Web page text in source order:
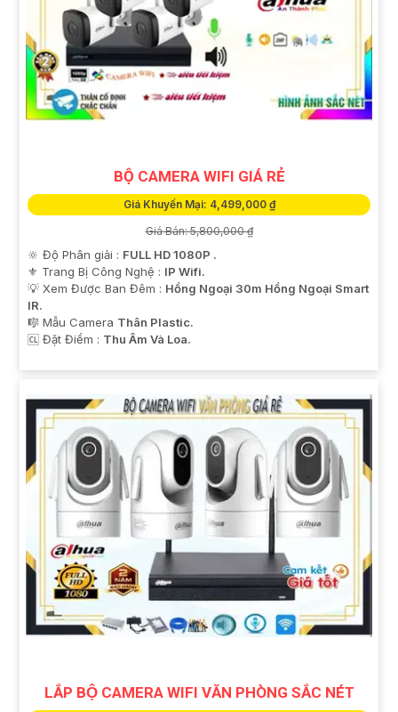
BỘ CAMERA WIFI GIÁ RẺ
Giá Khuyến Mại: 4,499,000 ₫
Giá Bán: 5,800,000 ₫
🔆 Độ Phân giải : FULL HD 1080P .
⚜️ Trang Bị Công Nghệ : IP Wifi.
💡 Xem Được Ban Đêm : Hồng Ngoại 30m Hồng Ngoại Smart
IR.
🎼️ Mẫu Camera Thân Plastic.
️🆑 Đặt Điểm : Thu Âm Và Loa.
LẮP BỘ CAMERA WIFI VĂN PHÒNG SẮC NÉT